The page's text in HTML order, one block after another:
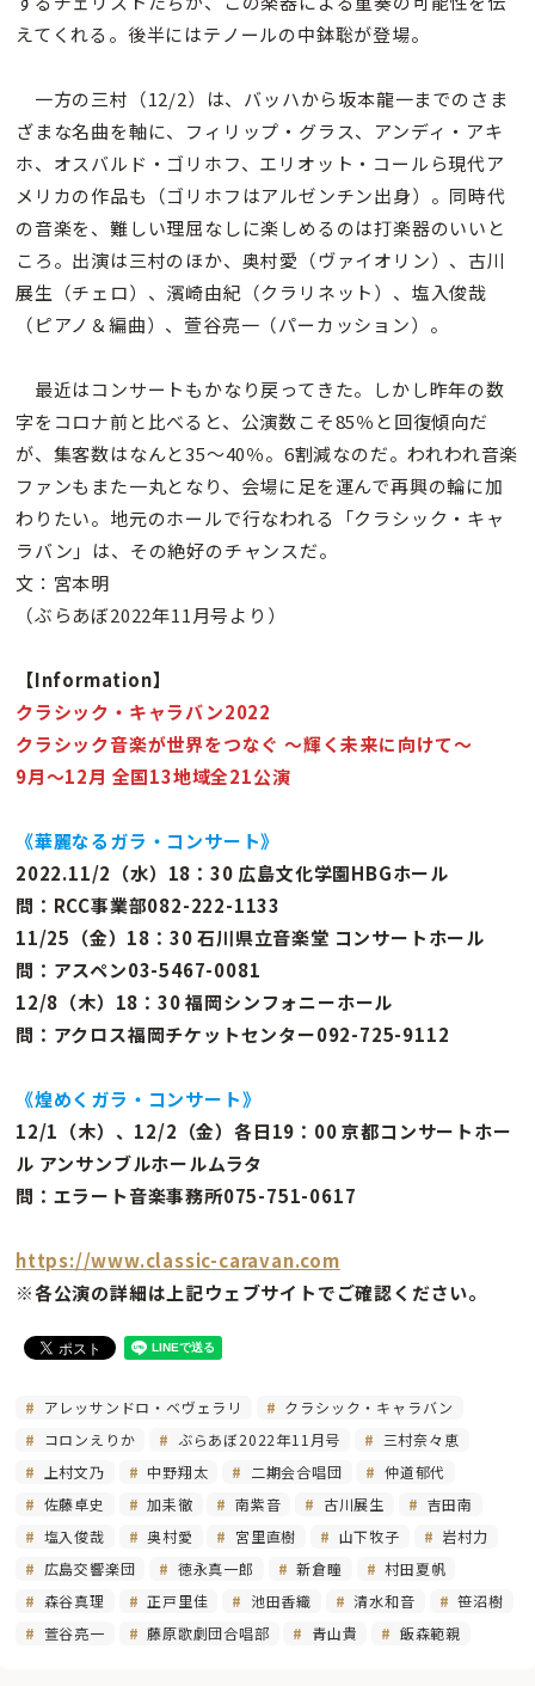
えてくれる。後半にはテノールの中鉢聡が登場。
一方の三村（12/2）は、バッハから坂本龍一までのさま
ざまな名曲を軸に、フィリップ・グラス、アンディ・アキ
ホ、オスバルド・ゴリホフ、エリオット・コールら現代ア
メリカの作品も（ゴリホフはアルゼンチン出身）。同時代
の音楽を、難しい理屈なしに楽しめるのは打楽器のいいと
ころ。出演は三村のほか、奥村愛（ヴァイオリン）、古川
展生（チェロ）、濱崎由紀（クラリネット）、塩入俊哉
（ピアノ＆編曲）、萱谷亮一（パーカッション）。
最近はコンサートもかなり戻ってきた。しかし昨年の数
字をコロナ前と比べると、公演数こそ85％と回復傾向だ
が、集客数はなんと35〜40％。6割減なのだ。われわれ音楽
ファンもまた一丸となり、会場に足を運んで再興の輪に加
わりたい。地元のホールで行なわれる「クラシック・キャ
ラバン」は、その絶好のチャンスだ。
文：宮本明
（ぶらあぼ2022年11月号より）
【Information】
クラシック・キャラバン2022
クラシック音楽が世界をつなぐ 〜輝く未来に向けて〜
9月〜12月 全国13地域全21公演
《華麗なるガラ・コンサート》
2022.11/2（水）18：30 広島文化学園HBGホール
問：RCC事業部082-222-1133
11/25（金）18：30 石川県立音楽堂 コンサートホール
問：アスペン03-5467-0081
12/8（木）18：30 福岡シンフォニーホール
問：アクロス福岡チケットセンター092-725-9112
《煌めくガラ・コンサート》
12/1（木）、12/2（金）各日19：00 京都コンサートホー
ル アンサンブルホールムラタ
問：エラート音楽事務所075-751-0617
https://www.classic-caravan.com
※各公演の詳細は上記ウェブサイトでご確認ください。
アレッサンドロ・ベヴェラリ
クラシック・キャラバン
コロンえりか
ぶらあぼ2022年11月号
三村奈々恵
上村文乃
中野翔太 二期会合唱団
仲道郁代
佐藤卓史
加耒徹 南紫音 古川展生
吉田南
塩入俊哉
奥村愛 宮里直樹 山下牧子
岩村力
広島交響楽団
徳永真一郎 新倉瞳
村田夏帆
森谷真理
正戸里佳 池田香織 清水和音
笹沼樹
萱谷亮一
藤原歌劇団合唱部 青山貴 飯森範親